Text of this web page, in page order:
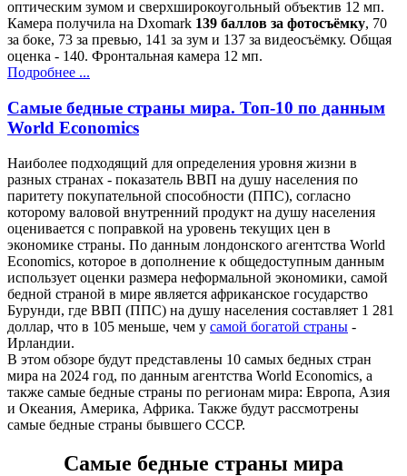
оптическим зумом и сверхширокоугольный объектив 12 мп.
Камера получила на Dxomark 139 баллов за фотосъёмку, 70
за боке, 73 за превью, 141 за зум и 137 за видеосъёмку. Общая
оценка - 140. Фронтальная камера 12 мп.
Подробнее ...
Самые бедные страны мира. Топ-10 по данным
World Economics
Наиболее подходящий для определения уровня жизни в
разных странах - показатель ВВП на душу населения по
паритету покупательной способности (ППС), согласно
которому валовой внутренний продукт на душу населения
оценивается с поправкой на уровень текущих цен в
экономике страны. По данным лондонского агентства World
Economics, которое в дополнение к общедоступным данным
использует оценки размера неформальной экономики, самой
бедной страной в мире является африканское государство
Бурунди, где ВВП (ППС) на душу населения составляет 1 281
доллар, что в 105 меньше, чем у самой богатой страны -
Ирландии.
В этом обзоре будут представлены 10 самых бедных стран
мира на 2024 год, по данным агентства World Economics, а
также самые бедные страны по регионам мира: Европа, Азия
и Океания, Америка, Африка. Также будут рассмотрены
самые бедные страны бывшего СССР.
Самые бедные страны мира